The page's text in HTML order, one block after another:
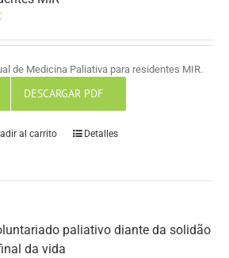
de Medicina Paliativa para residentes MIR.
DESCARGAR PDF
al carrito Detalles
paliativo diante da solidão
da vida